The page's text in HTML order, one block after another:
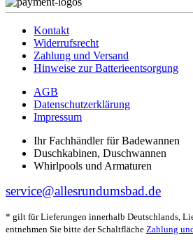
Kontakt
Widerrufsrecht
Zahlung und Versand
Hinweise zur Batterieentsorgung
AGB
Datenschutzerklärung
Impressum
Ihr Fachhändler für Badewannen
Duschkabinen, Duschwannen
Whirlpools und Armaturen
service@allesrundumsbad.de
* gilt für Lieferungen innerhalb Deutschlands,
entnehmen Sie bitte der Schaltfläche Zahlung